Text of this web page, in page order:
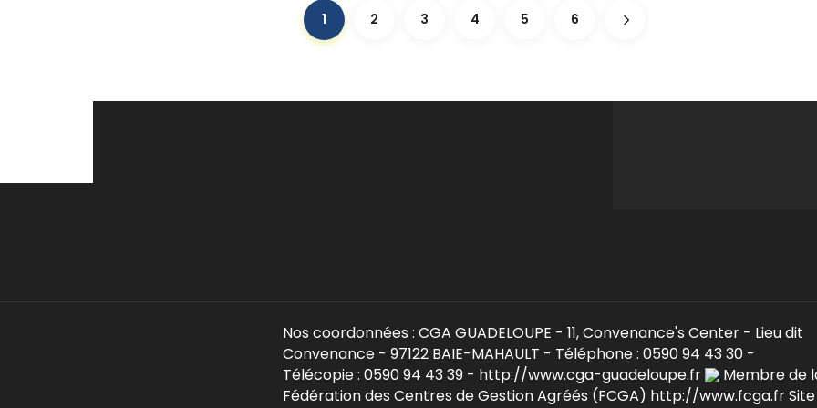
1 2 3 4 5 6
Nos coordonnées : CGA GUADELOUPE - 11, Convenance's Center - Lieu dit
Convenance - 97122 BAIE-MAHAULT - Téléphone : 0590 94 43 30 -
Télécopie : 0590 94 43 39 - http://www.cga-guadeloupe.fr
Membre de
Fédération des Centres de Gestion Agréés (FCGA) http://www.fcga.fr Site